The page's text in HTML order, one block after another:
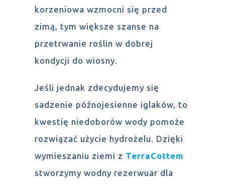
korzeniowa wzmocni się przed
zimą, tym większe szanse na
przetrwanie roślin w dobrej
kondycji do wiosny.
Jeśli jednak zdecydujemy się
sadzenie późnojesienne iglaków, to
kwestię niedoborów wody pomoże
rozwiązać użycie hydrożelu. Dzięki
wymieszaniu ziemi z TerraCottem
stworzymy wodny rezerwuar dla